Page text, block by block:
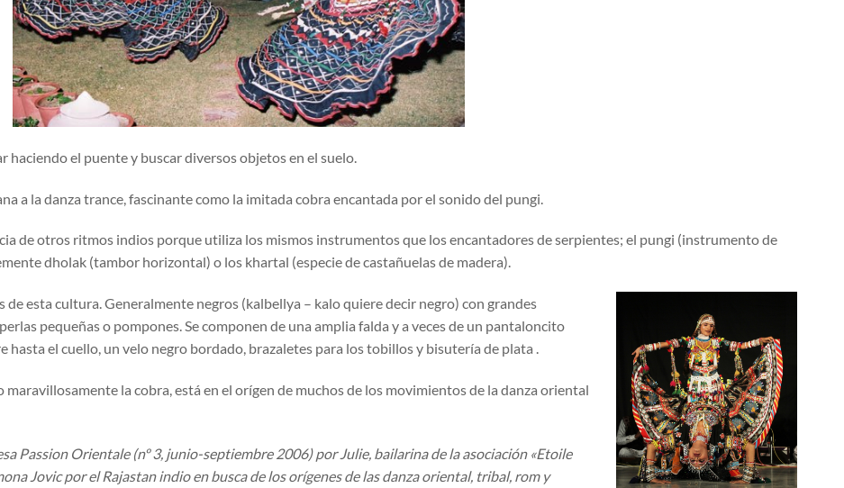
el puente y buscar diversos objetos en el suelo.
a la danza trance, fascinante como la imitada cobra encantada por el sonido del pungi.
de otros ritmos indios porque utiliza los mismos instrumentos que los encantadores de serpientes; el pungi (instrumento de
dholak (tambor horizontal) o los khartal (especie de castañuelas de madera).
esta cultura. Generalmente negros (kalbellya – kalo quiere decir negro) con grandes
pequeñas o pompones. Se componen de una amplia falda y a veces de un pantaloncito
hasta el cuello, un velo negro bordado, brazaletes para los tobillos y bisutería de plata .
la cobra, está en el orígen de muchos de los movimientos de la danza oriental
Passion Orientale (nº 3, junio-septiembre 2006) por Julie, bailarina de la asociación «Etoile
Jovic por el Rajastan indio en busca de los orígenes de las danza oriental, tribal, rom y